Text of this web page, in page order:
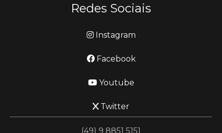
Redes Sociais
Instagram
Facebook
Youtube
Twitter
(49) 9 8851 5151